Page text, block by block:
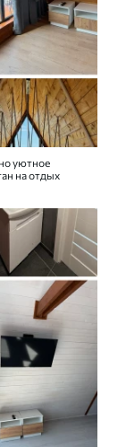
уютное
на отдых